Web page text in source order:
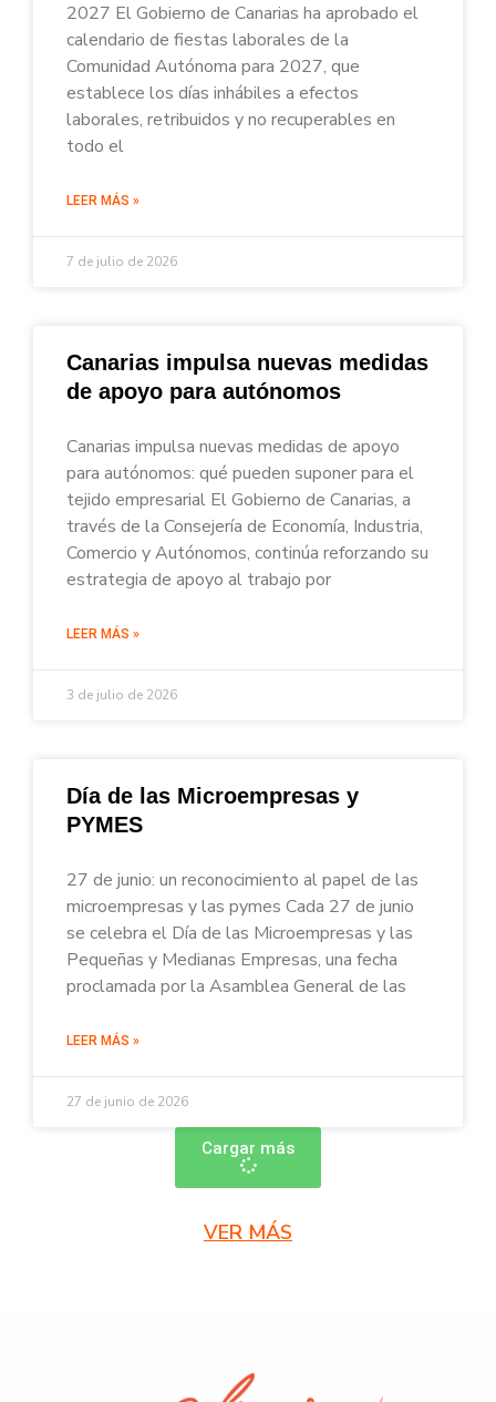
2027 El Gobierno de Canarias ha aprobado el
calendario de fiestas laborales de la
Comunidad Autónoma para 2027, que
establece los días inhábiles a efectos
laborales, retribuidos y no recuperables en
todo el
LEER MÁS »
7 de julio de 2026
Canarias impulsa nuevas medidas
de apoyo para autónomos
Canarias impulsa nuevas medidas de apoyo
para autónomos: qué pueden suponer para el
tejido empresarial El Gobierno de Canarias, a
través de la Consejería de Economía, Industria,
Comercio y Autónomos, continúa reforzando su
estrategia de apoyo al trabajo por
LEER MÁS »
3 de julio de 2026
Día de las Microempresas y
PYMES
27 de junio: un reconocimiento al papel de las
microempresas y las pymes Cada 27 de junio
se celebra el Día de las Microempresas y las
Pequeñas y Medianas Empresas, una fecha
proclamada por la Asamblea General de las
LEER MÁS »
27 de junio de 2026
Cargar más
VER MÁS